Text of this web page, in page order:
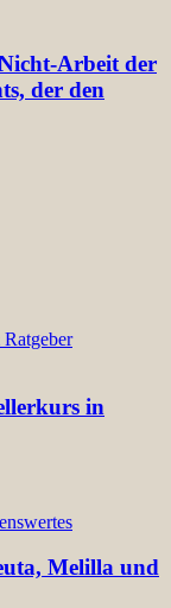
Arbeit der
der den
in
Melilla und